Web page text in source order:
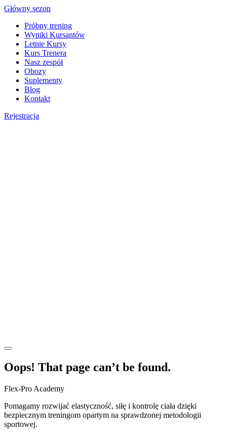
Skip
content
Główny sezon
Próbny trening
Wyniki Kursantów
Letnie Kursy
Kurs Trenera
Nasz zespół
Obozy
Suplementy
Blog
Kontakt
Rejestracja
Oops! That page can’t be found.
Flex-Pro Academy
Pomagamy rozwijać elastyczność, siłę i kontrolę ciała dzięki
bezpiecznym treningom opartym na sprawdzonej metodologii
sportowej.